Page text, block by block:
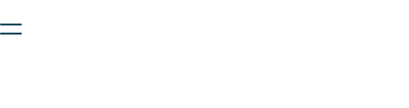
безопасную работу с сайтом. Пожалуйста